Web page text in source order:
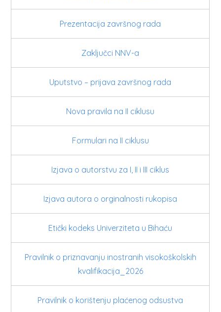
Prezentacija završnog rada
Zaključci NNV-a
Uputstvo – prijava završnog rada
Nova pravila na II ciklusu
Formulari na II ciklusu
Izjava o autorstvu za I, II i III ciklus
Izjava autora o orginalnosti rukopisa
Etički kodeks Univerziteta u Bihaću
Pravilnik o priznavanju inostranih visokoškolskih
kvalifikacija_2026
Pravilnik o korištenju plaćenog odsustva